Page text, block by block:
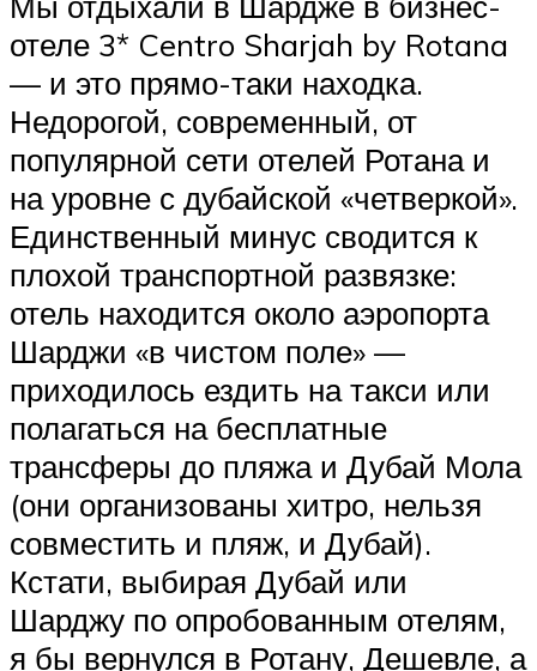
отеле 3* Centro Sharjah by Rotana
— и это прямо-таки находка.
Недорогой, современный, от
популярной сети отелей Ротана и
на уровне с дубайской «четверкой».
Единственный минус сводится к
плохой транспортной развязке:
отель находится около аэропорта
Шарджи «в чистом поле» —
приходилось ездить на такси или
полагаться на бесплатные
трансферы до пляжа и Дубай Мола
(они организованы хитро, нельзя
совместить и пляж, и Дубай).
Кстати, выбирая Дубай или
Шарджу по опробованным отелям,
я бы вернулся в Ротану, Дешевле, а